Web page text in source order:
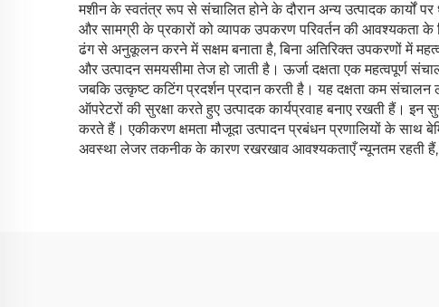
मशीन के स्वतंत्र रूप से संचालित होने के दौरान अन्य उत्पादक कार्यों पर
और सामग्री के प्रकारों को व्यापक उपकरण परिवर्तन की आवश्यकता के
ढंग से अनुकूलन करने में सक्षम बनाता है, बिना अतिरिक्त उपकरणों में
और उत्पादन समयसीमा तेज हो जाती है। ऊर्जा दक्षता एक महत्वपूर्ण
जबकि उत्कृष्ट कटिंग प्रदर्शन प्रदान करती है। यह दक्षता कम संचालन
ऑपरेटरों की सुरक्षा करते हुए उत्पादक कार्यप्रवाह बनाए रखती हैं। इन
करते हैं। एकीकरण क्षमता मौजूदा उत्पादन प्रबंधन प्रणालियों के साथ
अवस्था लेजर तकनीक के कारण रखरखाव आवश्यकताएँ न्यूनतम रहती हैं,